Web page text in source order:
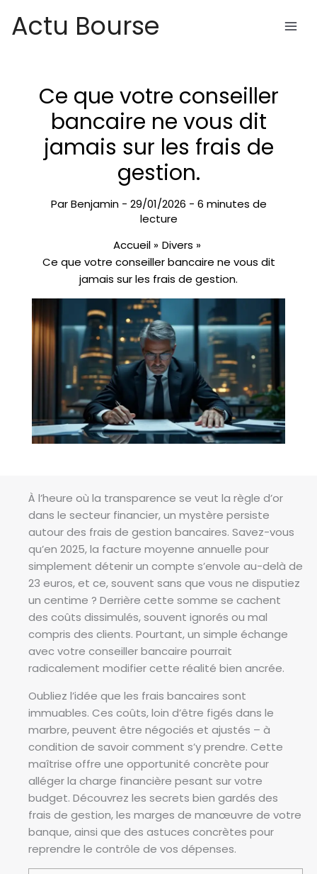
Actu Bourse
Ce que votre conseiller
bancaire ne vous dit
jamais sur les frais de
gestion.
ParBenjamin - 29/01/2026 - 6 minutes de
lecture
Accueil
Divers
Ce que votre conseiller bancaire ne vous dit
jamais sur les frais de gestion.
À l’heure où la transparence se veut la règle d’or
dans le secteur financier, un mystère persiste
autour des frais de gestion bancaires. Savez-vous
qu’en 2025, la facture moyenne annuelle pour
simplement détenir un compte s’envole au-delà de
23 euros, et ce, souvent sans que vous ne disputiez
un centime ? Derrière cette somme se cachent
des coûts dissimulés, souvent ignorés ou mal
compris des clients. Pourtant, un simple échange
avec votre conseiller bancaire pourrait
radicalement modifier cette réalité bien ancrée.
Oubliez l’idée que les frais bancaires sont
immuables. Ces coûts, loin d’être figés dans le
marbre, peuvent être négociés et ajustés – à
condition de savoir comment s’y prendre. Cette
maîtrise offre une opportunité concrète pour
alléger la charge financière pesant sur votre
budget. Découvrez les secrets bien gardés des
frais de gestion, les marges de manœuvre de votre
banque, ainsi que des astuces concrètes pour
reprendre le contrôle de vos dépenses.